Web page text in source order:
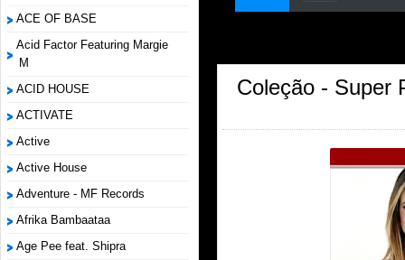
ACE OF BASE
Acid Factor Featuring Margie
M
ACID HOUSE
ACTIVATE
Active
Active House
Adventure - MF Records
Afrika Bambaataa
Age Pee feat. Shipra
Coleção - Super